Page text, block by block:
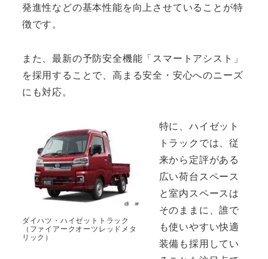
発進性などの基本性能を向上させていることが特
徴です。
また、最新の予防安全機能「スマートアシスト」
を採用することで、高まる安全・安心へのニーズ
にも対応。
ダイハツ・ハイゼットトラック
（ファイアークオーツレッドメタ
リック）
特に、ハイゼット
トラックでは、従
来から定評がある
広い荷台スペース
と室内スペースは
そのままに、誰で
も使いやすい快適
装備も採用してい